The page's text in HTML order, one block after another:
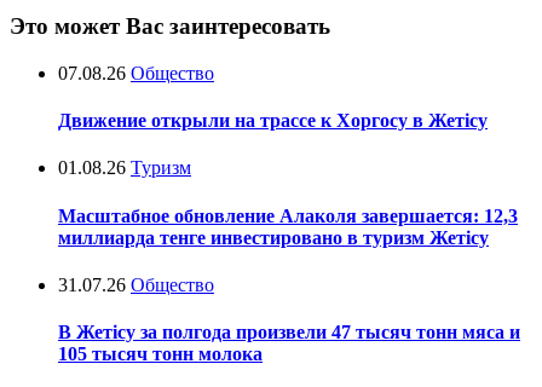
Это может Вас заинтересовать
07.08.26 Общество
Движение открыли на трассе к Хоргосу в Жетісу
01.08.26 Туризм
Масштабное обновление Алаколя завершается: 12,3
миллиарда тенге инвестировано в туризм Жетісу
31.07.26 Общество
В Жетісу за полгода произвели 47 тысяч тонн мяса и
105 тысяч тонн молока